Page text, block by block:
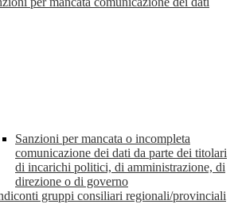
Sanzioni per mancata o incompleta
comunicazione dei dati da parte dei titolari
di incarichi politici, di amministrazione, di
direzione o di governo
gruppi consiliari regionali/provinciali